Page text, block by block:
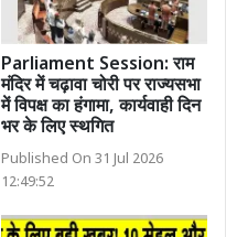
Parliament Session: राम
मंदिर में चढ़ावा चोरी पर राज्यसभा
में विपक्ष का हंगामा, कार्यवाही दिन
भर के लिए स्थगित
Published On 31 Jul 2026
12:49:52